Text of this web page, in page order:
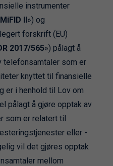
instrumenter
MiFID II») og
forskrift (EU)
2017/565») pålagt å
telefonsamtaler som er
knyttet til finansielle
er i henhold til Lov om
pålagt å gjøre opptak av
som er relatert til
eller -
vil det gjøres opptak
mellom